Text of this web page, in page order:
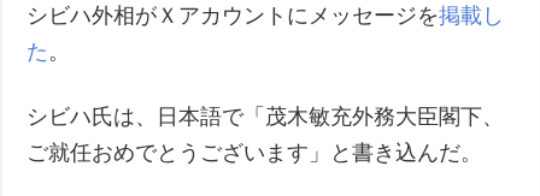
シビハ外相がＸアカウントにメッセージを掲載し
た 。
シビハ氏は、日本語で「茂木敏充外務大臣閣下、
ご就任おめでとうございます」と書き込んだ。